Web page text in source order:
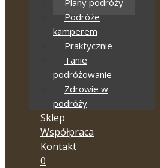
Plany podróży
Podróże
kamperem
Praktycznie
Tanie
podróżowanie
Zdrowie w
podróży
Sklep
Współpraca
Kontakt
0